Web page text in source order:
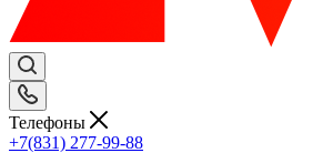
Телефоны
+7(831) 277-99-88